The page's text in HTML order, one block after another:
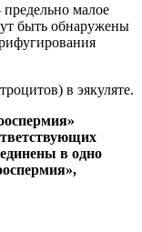
малое
быть обнаружены
в эякуляте.
в одно